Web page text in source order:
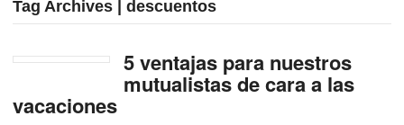
Tag Archives | descuentos
5 ventajas para nuestros
mutualistas de cara a las
vacaciones